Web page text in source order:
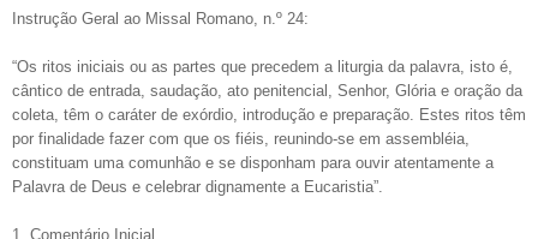
Instrução Geral ao Missal Romano, n.º 24:
“Os ritos iniciais ou as partes que precedem a liturgia da palavra, isto é,
cântico de entrada, saudação, ato penitencial, Senhor, Glória e oração da
coleta, têm o caráter de exórdio, introdução e preparação. Estes ritos têm
por finalidade fazer com que os fiéis, reunindo-se em assembléia,
constituam uma comunhão e se disponham para ouvir atentamente a
Palavra de Deus e celebrar dignamente a Eucaristia”.
1. Comentário Inicial